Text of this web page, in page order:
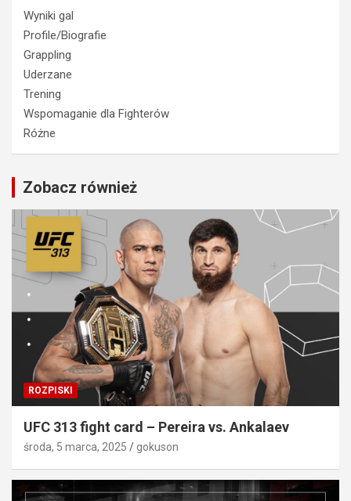
Wyniki gal
Profile/Biografie
Grappling
Uderzane
Trening
Wspomaganie dla Fighterów
Różne
Zobacz również
ROZPISKI
UFC 313 fight card – Pereira vs. Ankalaev
środa, 5 marca, 2025 gokuson